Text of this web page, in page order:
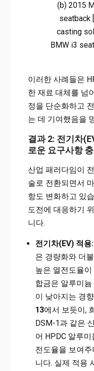
(b) 2015
seatback
casting
BMW i3
이러한 사례들은
한 재료 대체를 넘
정을 단순화하고
는 데 기여했음을
결과 2: 전기차
로운 요구사항
산업 패러다임이
술로 전환되면서
항도 변화하고 있
도전에 대응하기
니다.
전기차(EV) 적용:
은 경량화와 더
높은 열전도율
합금은 알루미
이 낮아지는 경
13에서 보듯이,
DSM-1과 같은
어 HPDC 알루
전도율을 보여
니다. 실제 적용